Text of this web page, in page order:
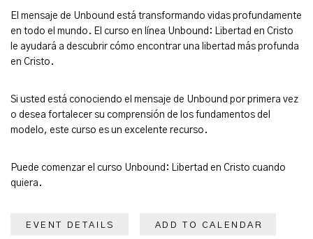
El mensaje de Unbound está transformando vidas profundamente
en todo el mundo. El curso en línea Unbound: Libertad en Cristo
le ayudará a descubrir cómo encontrar una libertad más profunda
en Cristo.
Si usted está conociendo el mensaje de Unbound por primera vez
o desea fortalecer su comprensión de los fundamentos del
modelo, este curso es un excelente recurso.
Puede comenzar el curso Unbound: Libertad en Cristo cuando
quiera.
EVENT DETAILS ADD TO CALENDAR